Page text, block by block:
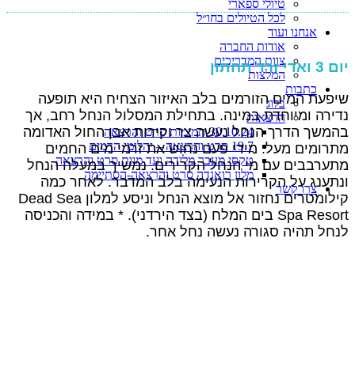
טיולי ספארי
לכל הטיולים בחו״ל
אנחנו ועוד
אודות החברה
צוות המדריכים
המלצות
כתבות
בלוג
הרצאות
30.10.24 תמימות סרט והרצאה
19.7 סרט והרצאה – יהלומי הדמים
טקסי מעבר מלידה ועד מוות סרט והרצאה
מלון רואנדה סרט והרצאה-הסתיימה
צרו קשר
יום 3 ואדי זרד תחתון
שיפעת המים הזורמים בלב האיזור הצחיח היא תופעה
נדירה ומיוחדת במינה. בתחילת המסלול הנחל רחב, אך
בהמשך הדרך הנחל נעשה צר וקירות אבן החול האדומה
מתרומים מעל. מידי פעם נחוש את זרמי מים החמים
מתערבבים עם מי הנחל הקרירים. נמשיך במעלה הנחל
ונתענג על הקרירות הנעימה בלב המדבר. לאחר כמה
קילומטרים נחזור אל מוצא הנחל וניסע למלון Dead Sea
Spa Resort בים המלח (בצד הירדני). * במידה והכניסה
לנחל תהיה סגורה נעשה נחל אחר.